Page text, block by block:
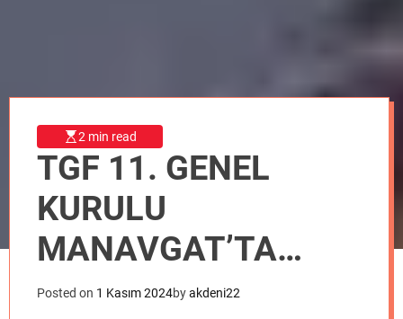
2 min read
TGF 11. GENEL
KURULU
MANAVGAT’TA
YAPILACAK
Posted on 1 Kasım 2024byakdeni22